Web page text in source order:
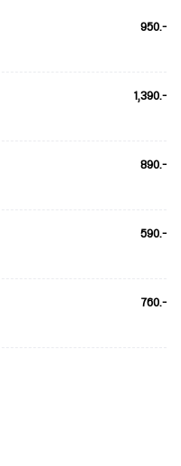
950.-
1,390.-
890.-
590.-
760.-